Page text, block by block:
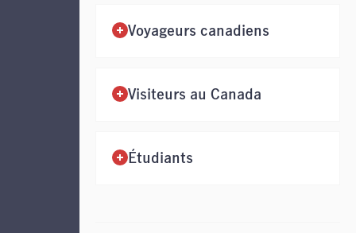
Voyageurs canadiens
Visiteurs au Canada
Étudiants